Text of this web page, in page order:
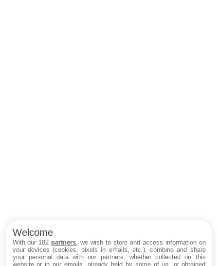
Welcome
With our 182 partners , we wish to store and access information on
your devices (cookies, pixels in emails, etc.), combine and share
your personal data with our partners, whether collected on this
website or in our emails, already held by some of us, or obtained